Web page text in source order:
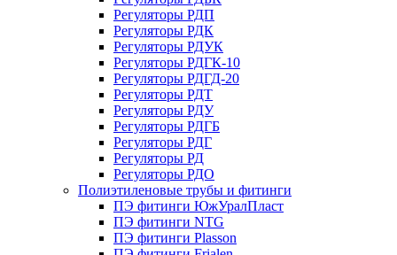
Регуляторы РДП
Регуляторы РДК
Регуляторы РДУК
Регуляторы РДГК-10
Регуляторы РДГД-20
Регуляторы РДТ
Регуляторы РДУ
Регуляторы РДГБ
Регуляторы РДГ
Регуляторы РД
Регуляторы РДО
Полиэтиленовые трубы и фитинги
ПЭ фитинги ЮжУралПласт
ПЭ фитинги NTG
ПЭ фитинги Plasson